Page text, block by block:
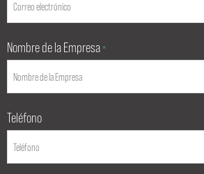
Nombre de la Empresa *
Teléfono